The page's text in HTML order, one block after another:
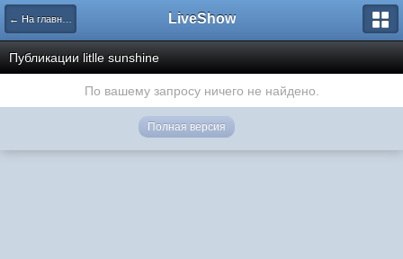
← На главную LiveShow
Публикации litlle sunshine
По вашему запросу ничего не найдено.
Полная версия